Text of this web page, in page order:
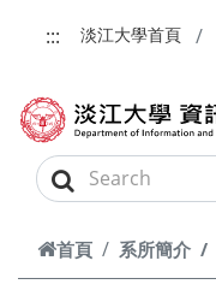
:::
淡江大學首頁
首頁 系所簡介